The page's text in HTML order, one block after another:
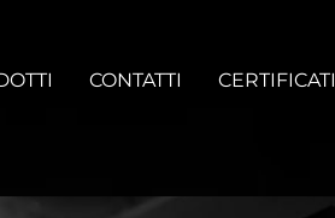
CONTATTI CERTIFICATI